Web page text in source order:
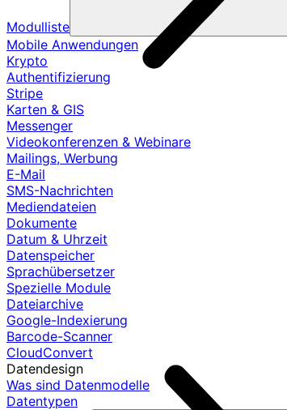
Modulliste
Mobile Anwendungen
Krypto
Authentifizierung
Stripe
Karten & GIS
Messenger
Videokonferenzen & Webinare
Mailings, Werbung
E-Mail
SMS-Nachrichten
Mediendateien
Dokumente
Datum & Uhrzeit
Datenspeicher
Sprachübersetzer
Spezielle Module
Dateiarchive
Google-Indexierung
Barcode-Scanner
CloudConvert
Datendesign
Was sind Datenmodelle
Datentypen